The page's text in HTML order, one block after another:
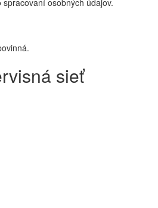
spracovaní osobných údajov.
sieť